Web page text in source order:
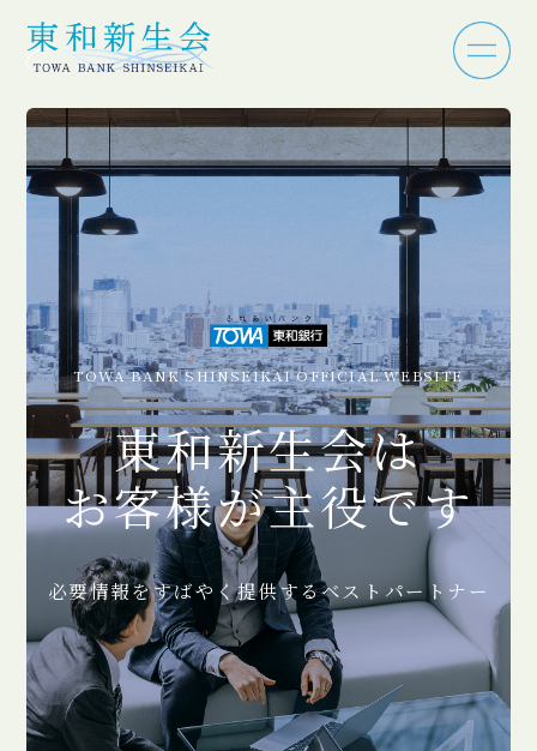
TOWA BANK SHINSEIKAI OFFICIAL WEBSITE
東和新生会は
お客様が主役です
必要情報をすばやく提供するベストパートナー